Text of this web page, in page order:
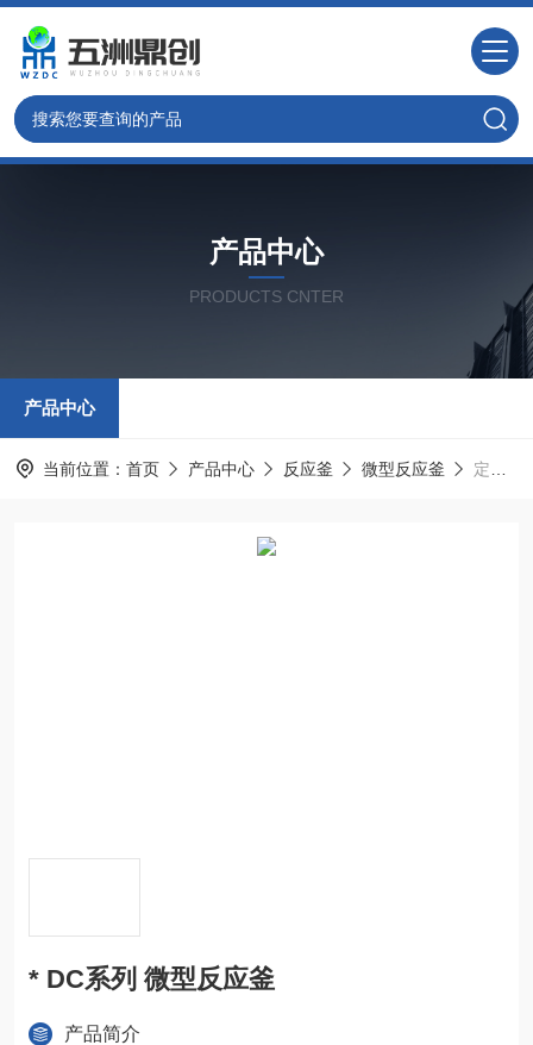
产品中心
PRODUCTS CNTER
产品中心
当前位置： 首页 产品中心 反应釜 微型反应釜 定制* DC系列 微型反应釜
* DC系列 微型反应釜
产品简介